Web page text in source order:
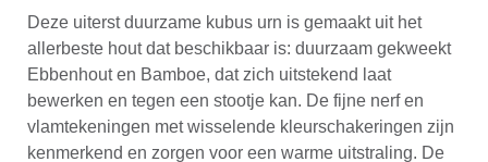
Deze uiterst duurzame kubus urn is gemaakt uit het
allerbeste hout dat beschikbaar is: duurzaam gekweekt
Ebbenhout en Bamboe, dat zich uitstekend laat
bewerken en tegen een stootje kan. De fijne nerf en
vlamtekeningen met wisselende kleurschakeringen zijn
kenmerkend en zorgen voor een warme uitstraling. De